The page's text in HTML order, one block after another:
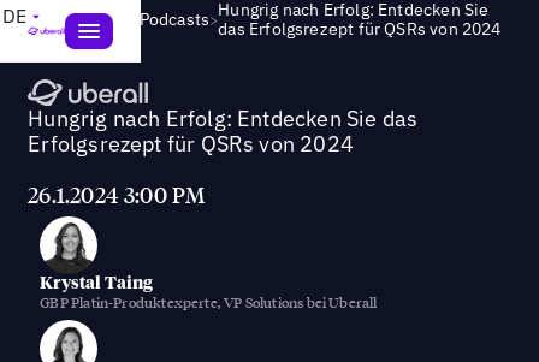
DE Webinare und Podcasts>Hungrig nach Erfolg: Entdecken Sie
das Erfolgsrezept für QSRs von 2024
Hungrig nach Erfolg: Entdecken Sie das
Erfolgsrezept für QSRs von 2024
26.1.2024 3:00 PM
Krystal Taing
GBP Platin-Produktexperte, VP Solutions bei Uberall